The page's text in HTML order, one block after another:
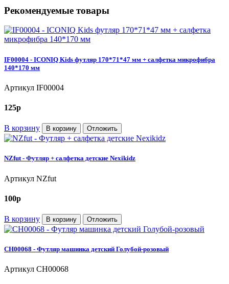
Рекомендуемые товары
IF00004 - ICONIQ Kids футляр 170*71*47 мм + салфетка микрофибра
140*170 мм
Артикул IF00004
125p
В корзину В корзину Отложить
NZfut - Футляр + салфетка детские Nexikidz
Артикул NZfut
100p
В корзину В корзину Отложить
CH00068 - Футляр машинка детский Голубой-розовый
Артикул CH00068